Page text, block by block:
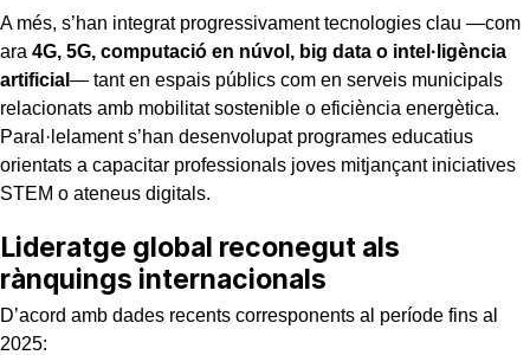
A més, s’han integrat progressivament tecnologies clau —com
ara 4G, 5G, computació en núvol, big data o intel·ligència
artificial — tant en espais públics com en serveis municipals
relacionats amb mobilitat sostenible o eficiència energètica.
Paral·lelament s’han desenvolupat programes educatius
orientats a capacitar professionals joves mitjançant iniciatives
STEM o ateneus digitals.
Lideratge global reconegut als
rànquings internacionals
D’acord amb dades recents corresponents al període fins al
2025: